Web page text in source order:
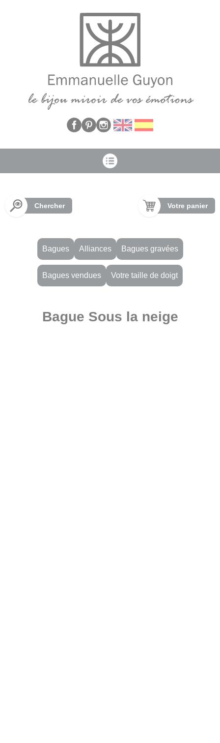
Chercher Votre panier
Bagues Alliances Bagues gravées
Bagues vendues Votre taille de doigt
Bague Sous la neige